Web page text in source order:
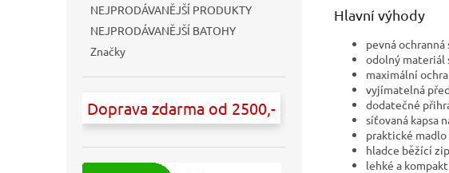
NEJPRODÁVANĚJŠÍ PRODUKTY
NEJPRODÁVANĚJŠÍ BATOHY
Značky
Doprava zdarma od 2500,-
Hlavní výhody
pevná ochranná
odolný materiál
maximální
vyjímatelná
dodatečné
síťovaná kapsa
praktické
hladce běžící
lehké a